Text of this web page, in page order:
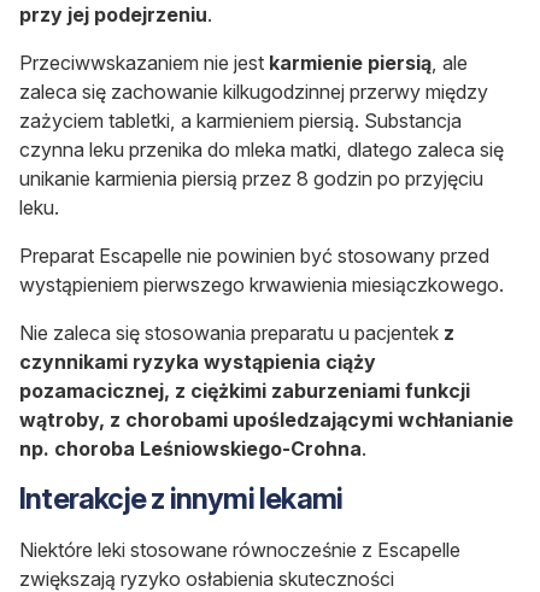
przy jej podejrzeniu.
Przeciwwskazaniem nie jest karmienie piersią , ale
zaleca się zachowanie kilkugodzinnej przerwy między
zażyciem tabletki, a karmieniem piersią. Substancja
czynna leku przenika do mleka matki, dlatego zaleca się
unikanie karmienia piersią przez 8 godzin po przyjęciu
leku.
Preparat Escapelle nie powinien być stosowany przed
wystąpieniem pierwszego krwawienia miesiączkowego.
Nie zaleca się stosowania preparatu u pacjentek z
czynnikami ryzyka wystąpienia ciąży
pozamacicznej, z ciężkimi zaburzeniami funkcji
wątroby, z chorobami upośledzającymi wchłanianie
np. choroba Leśniowskiego-Crohna.
Interakcje z innymi lekami
Niektóre leki stosowane równocześnie z Escapelle
zwiększają ryzyko osłabienia skuteczności